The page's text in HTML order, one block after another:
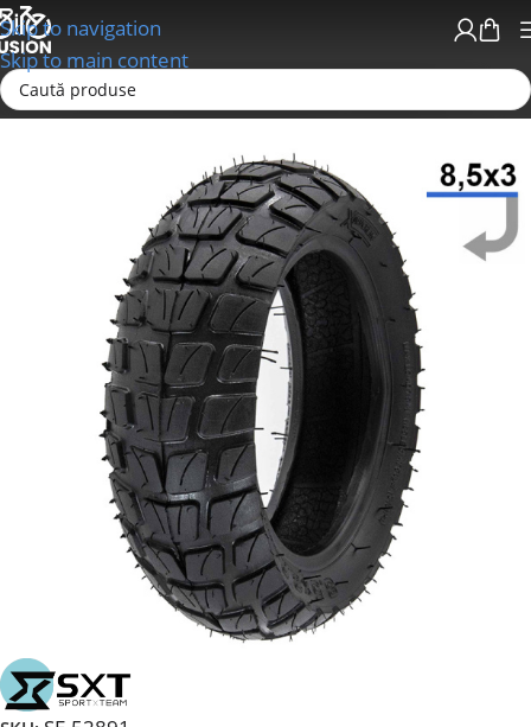
Skip to navigation
Skip to main content
Prima pagină